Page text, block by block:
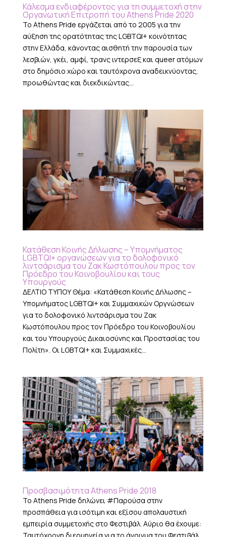
Κάλεσμα ενδιαφέροντος για τη συμμετοχή στην
Οργανωτική Επιτροπή του Athens Pride 2020
Το Athens Pride εργάζεται από το 2005 για την
αύξηση της ορατότητας της LGBTQI+ κοινότητας
στην Ελλάδα, κάνοντας αισθητή την παρουσία των
λεσβιών, γκέι, αμφί, τρανς ιντερσεξ και queer ατόμων
στο δημόσιο χώρο και ταυτόχρονα αναδεικνύοντας,
προωθώντας και διεκδικώντας...
Κατάθεση Κοινής Δήλωσης – Υπομνήματος
LGBTQI+ οργανώσεων για το δολοφονικό
λιντσάρισμα του Ζακ Κωστόπουλου προς τον
Πρόεδρο του Κοινοβουλίου και τους
Υπουργούς
ΔΕΛΤΙΟ ΤΥΠΟΥ Θέμα: «Κατάθεση Κοινής Δήλωσης –
Υπομνήματος LGBTQI+ και Συμμαχικών Οργνώσεων
για το δολοφονικό λιντσάρισμα του Ζακ
Κωστόπουλου προς τον Πρόεδρο του Κοινοβουλίου
και του Υπουργούς Δικαιοσύνης και Προστασίας του
Πολίτη». Οι LGBTQI+ και Συμμαχικές...
Προσβασιμότητα Athens Pride 2018
Το Athens Pride δηλώνει #Παρούσα στην
προσπάθεια για ισότιμη και εξίσου απολαυστική
εμπειρία συμμετοχής στο Φεστιβάλ. Αύριο θα έχουμε: